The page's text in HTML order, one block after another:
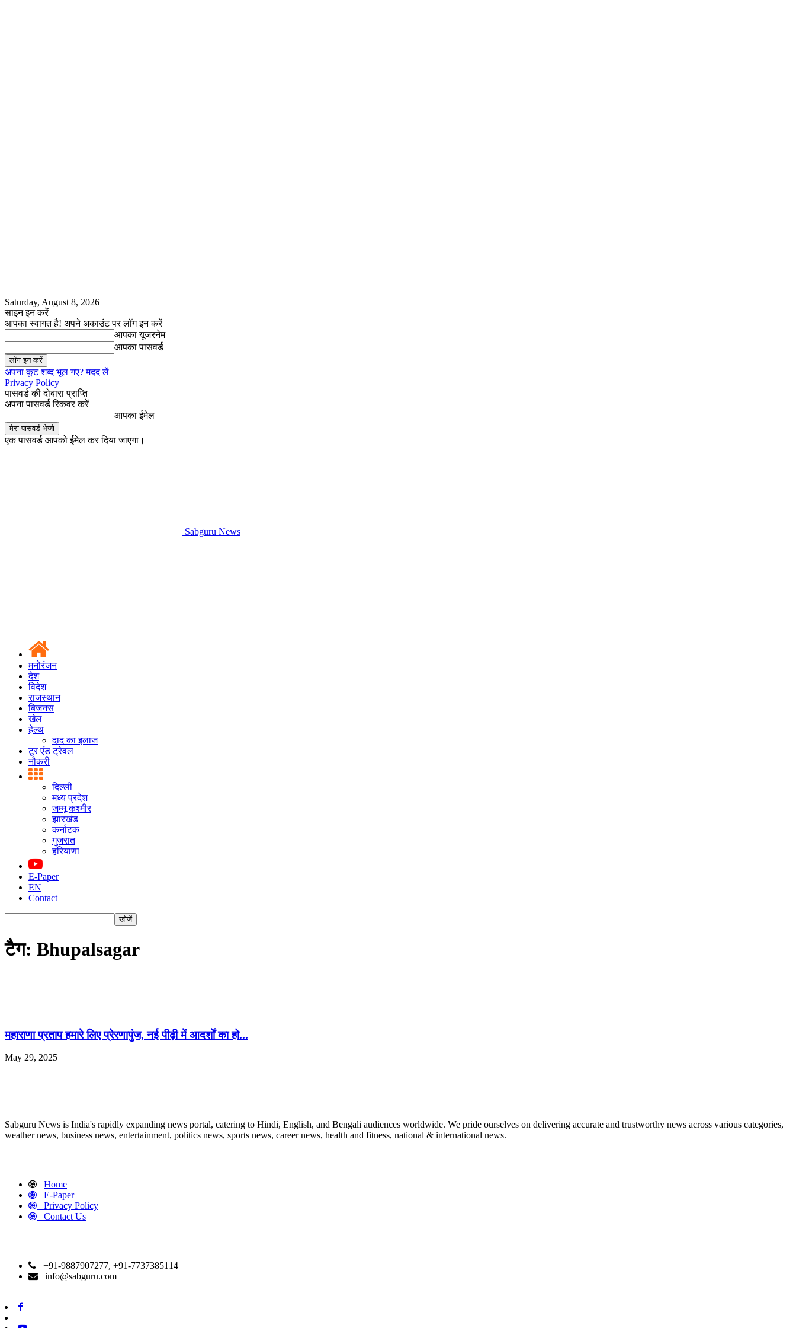
Saturday, August 8, 2026
साइन इन करें
आपका स्वागत है! अपने अकाउंट पर लॉग इन करें
आपका यूजरनेम
आपका पासवर्ड
अपना कूट शब्द भूल गए? मदद लें
Privacy Policy
पासवर्ड की दोबारा प्राप्ति
अपना पासवर्ड रिकवर करें
आपका ईमेल
एक पासवर्ड आपको ईमेल कर दिया जाएगा।
Sabguru News
मनोरंजन
देश
विदेश
राजस्थान
बिजनस
खेल
हेल्थ
दाद का इलाज
टूर एंड ट्रेवल
नौकरी
दिल्ली
मध्य प्रदेश
जम्मू कश्मीर
झारखंड
कर्नाटक
गुजरात
हरियाणा
E-Paper
EN
Contact
टैग: Bhupalsagar
महाराणा प्रताप हमारे लिए प्रेरणापुंज, नई पीढ़ी में आदर्शों का हो...
May 29, 2025
Sabguru News is India's rapidly expanding news portal, catering to Hindi, English, and Bengali audiences worldwide. We pride ourselves on delivering accurate and trustworthy news across various categories,
weather news, business news, entertainment, politics news, sports news, career news, health and fitness, national & international news.
Home
E-Paper
Privacy Policy
Contact Us
+91-9887907277, +91-7737385114
info@sabguru.com